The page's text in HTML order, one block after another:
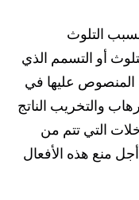
التلوث
أو التسمم الذي
المنصوص عليها في
الإرهاب والتخريب الناتج
التي تتم من
منع هذه الأفعال